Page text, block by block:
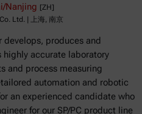
Nanjing [ZH]
Ltd. | 上海, 南京
develops, produces and
highly accurate laboratory
and process measuring
automation and robotic
an experienced candidate who
for our SP/PC product line